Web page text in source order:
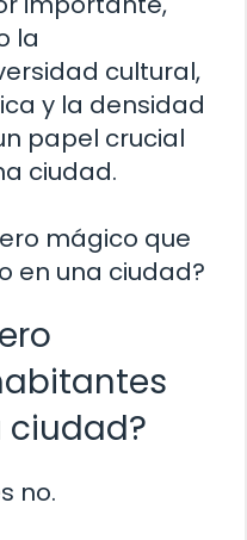
la
cultural,
y la densidad
papel crucial
ciudad.
mágico que
en una ciudad?
ciudad?
no.